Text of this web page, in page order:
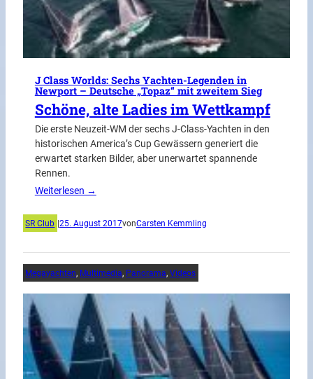
J Class Worlds: Sechs Yachten-Legenden in
Newport – Deutsche „Topaz“ mit zweitem Sieg
Schöne, alte Ladies im Wettkampf
Die erste Neuzeit-WM der sechs J-Class-Yachten in den
historischen America’s Cup Gewässern generiert die
erwartet starken Bilder, aber unerwartet spannende
Rennen.
Weiterlesen →
SR Club |25. August 2017vonCarsten Kemmling
Megayachten, Multimedia, Panorama, Videos